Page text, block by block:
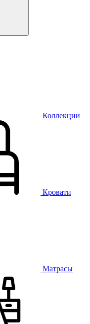
Коллекции
Кровати
Матрасы